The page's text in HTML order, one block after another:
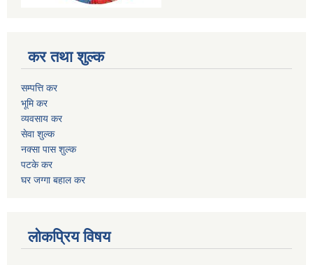
कर तथा शुल्क
सम्पत्ति कर
भूमि कर
व्यवसाय कर
सेवा शुल्क
नक्सा पास शुल्क
पटके कर
घर जग्गा बहाल कर
लोकप्रिय विषय